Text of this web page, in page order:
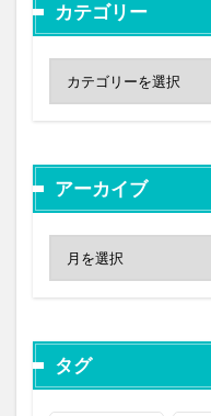
カテゴリー
アーカイブ
タグ